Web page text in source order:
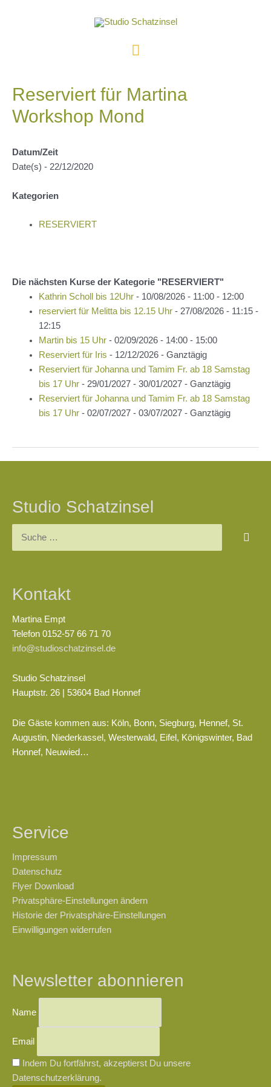
Hauptmenü
Reserviert für Martina
Workshop Mond
Datum/Zeit
Date(s) - 22/12/2020
Kategorien
RESERVIERT
Die nächsten Kurse der Kategorie "RESERVIERT"
Kathrin Scholl bis 12Uhr- 10/08/2026 - 11:00 - 12:00
reserviert für Melitta bis 12.15 Uhr- 27/08/2026 - 11:15 -
12:15
Martin bis 15 Uhr- 02/09/2026 - 14:00 - 15:00
Reserviert für Iris - 12/12/2026 - Ganztägig
Reserviert für Johanna und Tamim Fr. ab 18 Samstag
bis 17 Uhr- 29/01/2027 - 30/01/2027 - Ganztägig
Reserviert für Johanna und Tamim Fr. ab 18 Samstag
bis 17 Uhr- 02/07/2027 - 03/07/2027 - Ganztägig
Studio Schatzinsel
Kontakt
Martina Empt
Telefon 0152-57 66 71 70
info@studioschatzinsel.de
Studio Schatzinsel
Hauptstr. 26 | 53604 Bad Honnef
Die Gäste kommen aus: Köln, Bonn, Siegburg, Hennef, St.
Augustin, Niederkassel, Westerwald, Eifel, Königswinter, Bad
Honnef, Neuwied…
Service
Impressum
Datenschutz
Flyer Download
Privatsphäre-Einstellungen ändern
Historie der Privatsphäre-Einstellungen
Einwilligungen widerrufen
Newsletter abonnieren
Name
Email
Indem Du fortfährst, akzeptierst Du unsere
Datenschutzerklärung.